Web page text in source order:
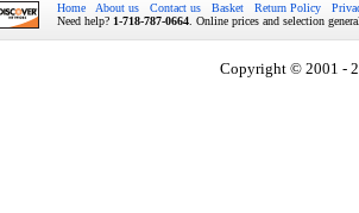
Home About us Contact us Basket Return Policy
Need help? 1-718-787-0664 . Online prices and selection
Copyright © 2001 -